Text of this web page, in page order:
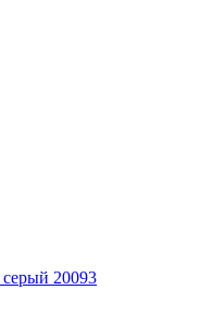
20093